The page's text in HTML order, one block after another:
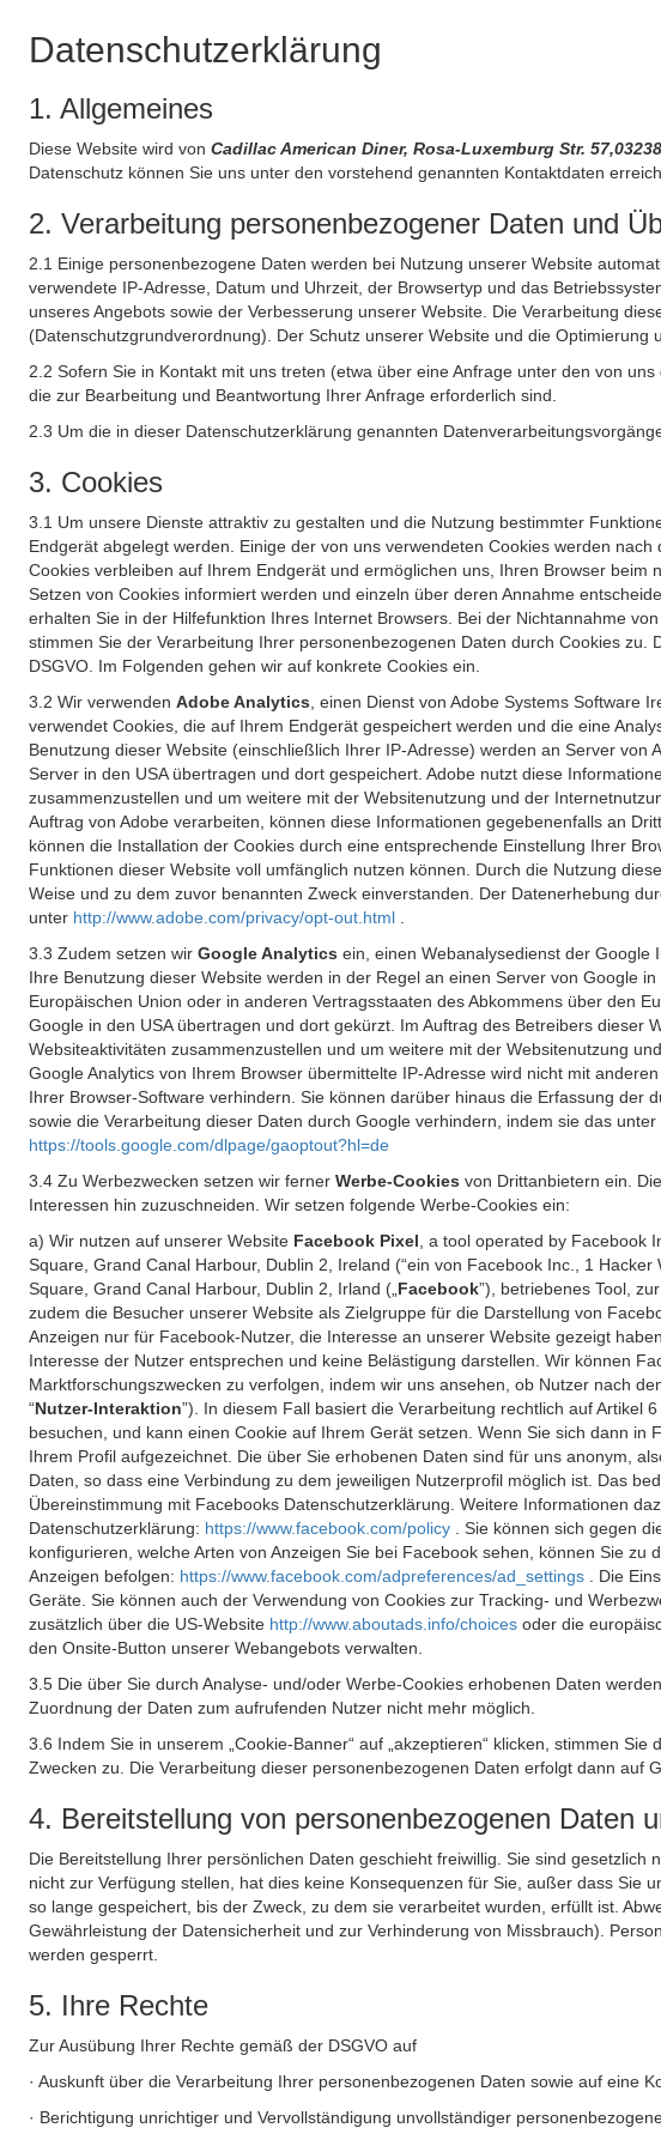
Datenschutzerklärung
1. Allgemeines
Diese Website wird von Cadillac American Diner, Rosa-Luxemburg Str.
Datenschutz können Sie uns unter den vorstehend genannten Kontaktdaten
2. Verarbeitung personenbezogener Daten und
2.1 Einige personenbezogene Daten werden bei Nutzung unserer Website
verwendete IP-Adresse, Datum und Uhrzeit, der Browsertyp und das
unseres Angebots sowie der Verbesserung unserer Website. Die Verarbeitung
(Datenschutzgrundverordnung). Der Schutz unserer Website und die
2.2 Sofern Sie in Kontakt mit uns treten (etwa über eine Anfrage unter den von
die zur Bearbeitung und Beantwortung Ihrer Anfrage erforderlich sind.
2.3 Um die in dieser Datenschutzerklärung genannten
3. Cookies
3.1 Um unsere Dienste attraktiv zu gestalten und die Nutzung bestimmter
Endgerät abgelegt werden. Einige der von uns verwendeten Cookies werden
Cookies verbleiben auf Ihrem Endgerät und ermöglichen uns, Ihren Browser
Setzen von Cookies informiert werden und einzeln über deren Annahme
erhalten Sie in der Hilfefunktion Ihres Internet Browsers. Bei der Nichtannahme
stimmen Sie der Verarbeitung Ihrer personenbezogenen Daten durch Cookies
DSGVO. Im Folgenden gehen wir auf konkrete Cookies ein.
3.2 Wir verwenden Adobe Analytics , einen Dienst von Adobe Systems Software
verwendet Cookies, die auf Ihrem Endgerät gespeichert werden und die eine
Benutzung dieser Website (einschließlich Ihrer IP-Adresse) werden an Server
Server in den USA übertragen und dort gespeichert. Adobe nutzt diese
zusammenzustellen und um weitere mit der Websitenutzung und der
Auftrag von Adobe verarbeiten, können diese Informationen gegebenenfalls an
können die Installation der Cookies durch eine entsprechende Einstellung Ihrer
Funktionen dieser Website voll umfänglich nutzen können. Durch die Nutzung
Weise und zu dem zuvor benannten Zweck einverstanden. Der Datenerhebung
unter http://www.adobe.com/privacy/opt-out.html
3.3 Zudem setzen wir Google Analytics ein, einen Webanalysedienst der Google
Ihre Benutzung dieser Website werden in der Regel an einen Server von Google
Europäischen Union oder in anderen Vertragsstaaten des Abkommens über den
Google in den USA übertragen und dort gekürzt. Im Auftrag des Betreibers
Websiteaktivitäten zusammenzustellen und um weitere mit der Websitenutzung
Google Analytics von Ihrem Browser übermittelte IP-Adresse wird nicht mit
Ihrer Browser-Software verhindern. Sie können darüber hinaus die Erfassung
sowie die Verarbeitung dieser Daten durch Google verhindern, indem sie das
https://tools.google.com/dlpage/gaoptout?hl=de
3.4 Zu Werbezwecken setzen wir ferner Werbe-Cookies von Drittanbietern ein.
Interessen hin zuzuschneiden. Wir setzen folgende Werbe-Cookies ein:
a) Wir nutzen auf unserer Website Facebook Pixel , a tool operated by Facebook
Square, Grand Canal Harbour, Dublin 2, Ireland (“ein von Facebook Inc., 1
Square, Grand Canal Harbour, Dublin 2, Irland („ Facebook”), betriebenes Tool,
zudem die Besucher unserer Website als Zielgruppe für die Darstellung von
Anzeigen nur für Facebook-Nutzer, die Interesse an unserer Website gezeigt
Interesse der Nutzer entsprechen und keine Belästigung darstellen. Wir können
Marktforschungszwecken zu verfolgen, indem wir uns ansehen, ob Nutzer nach
“Nutzer-Interaktion”). In diesem Fall basiert die Verarbeitung rechtlich auf Artikel
besuchen, und kann einen Cookie auf Ihrem Gerät setzen. Wenn Sie sich dann
Ihrem Profil aufgezeichnet. Die über Sie erhobenen Daten sind für uns anonym,
Daten, so dass eine Verbindung zu dem jeweiligen Nutzerprofil möglich ist. Das
Übereinstimmung mit Facebooks Datenschutzerklärung. Weitere Informationen
Datenschutzerklärung: https://www.facebook.com/policy
. Sie können sich gegen
konfigurieren, welche Arten von Anzeigen Sie bei Facebook sehen, können Sie
Anzeigen befolgen: https://www.facebook.com/adpreferences/ad_settings
. Die
Geräte. Sie können auch der Verwendung von Cookies zur Tracking- und
zusätzlich über die US-Website http://www.aboutads.info/choices oder die
den Onsite-Button unserer Webangebots verwalten.
3.5 Die über Sie durch Analyse- und/oder Werbe-Cookies erhobenen Daten
Zuordnung der Daten zum aufrufenden Nutzer nicht mehr möglich.
3.6 Indem Sie in unserem „Cookie-Banner“ auf „akzeptieren“ klicken, stimmen
Zwecken zu. Die Verarbeitung dieser personenbezogenen Daten erfolgt dann auf
4. Bereitstellung von personenbezogenen Daten
Die Bereitstellung Ihrer persönlichen Daten geschieht freiwillig. Sie sind
nicht zur Verfügung stellen, hat dies keine Konsequenzen für Sie, außer dass
so lange gespeichert, bis der Zweck, zu dem sie verarbeitet wurden, erfüllt ist.
Gewährleistung der Datensicherheit und zur Verhinderung von Missbrauch).
werden gesperrt.
5. Ihre Rechte
Zur Ausübung Ihrer Rechte gemäß der DSGVO auf
· Auskunft über die Verarbeitung Ihrer personenbezogenen Daten sowie auf eine
· Berichtigung unrichtiger und Vervollständigung unvollständiger